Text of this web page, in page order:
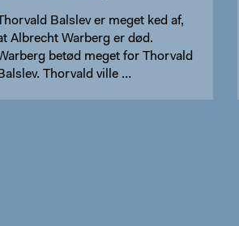
Balslev er meget ked af,
Albrecht Warberg er død.
betød meget for Thorvald
Thorvald ville …